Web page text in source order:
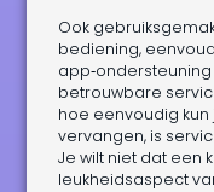
Ook
bediening,
betrouwbare
hoe eenvoudig kun
vervangen, is
Je wilt niet dat een
leukheidsaspect